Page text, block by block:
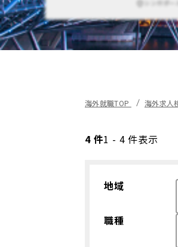
シンガポ
海外就職TOP 海外求人
4 件1 - 4 件表示
地域
職種